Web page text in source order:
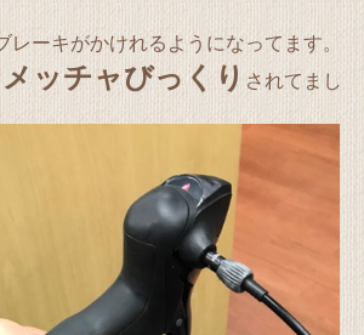
レーキがかけれるようになってます。
メッチャびっくり されてまし